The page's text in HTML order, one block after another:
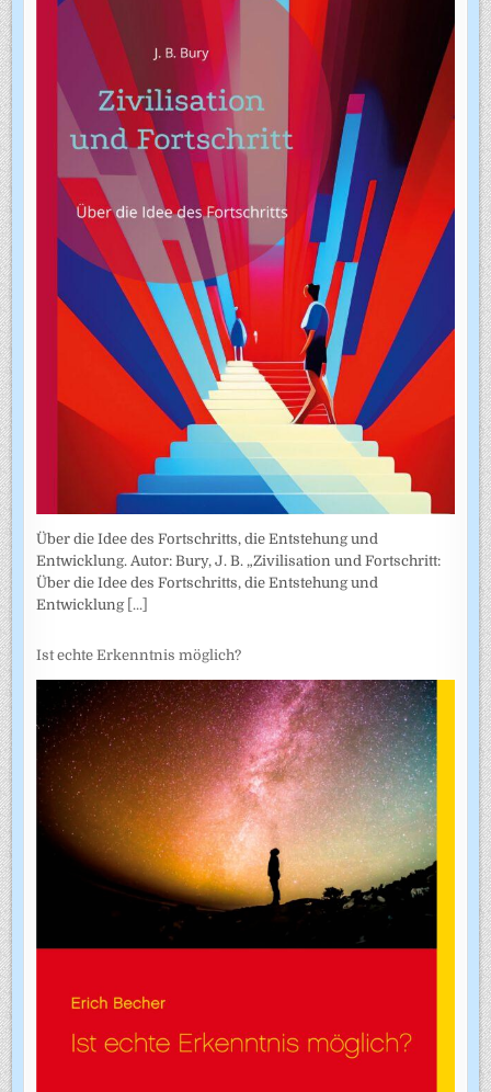
Über die Idee des Fortschritts, die Entstehung und
Entwicklung. Autor: Bury, J. B. „Zivilisation und Fortschritt:
Über die Idee des Fortschritts, die Entstehung und
Entwicklung [...]
Ist echte Erkenntnis möglich?